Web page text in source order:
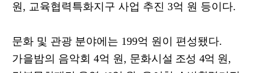
원 , 교육협력특화지구 사업 추진 3억 원 등이다.
문화 및 관광 분야에는 199억 원이 편성됐다.
가을밤의 음악회 4억 원 , 문화시설 조성 4억 원 ,